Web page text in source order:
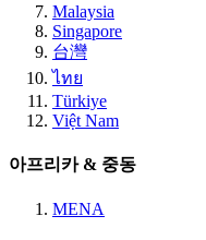
Malaysia
Singapore
台灣
ไทย
Türkiye
Việt Nam
아프리카 & 중동
MENA